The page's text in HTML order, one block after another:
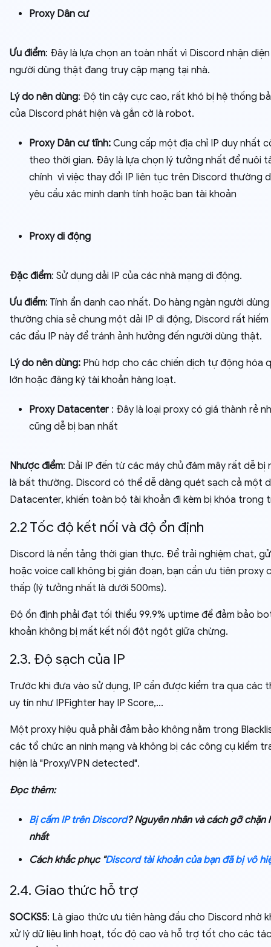
Proxy Dân cư
Ưu điểm: Đây là lựa chọn an toàn nhất vì Discord nhận
người dùng thật đang truy cập mạng tại nhà.
Lý do nên dùng: Độ tin cậy cực cao, rất khó bị hệ thống
của Discord phát hiện và gắn cờ là robot.
Proxy Dân cư tĩnh: Cung cấp một địa chỉ IP duy nhất
theo thời gian. Đây là lựa chọn lý tưởng nhất để nuôi
chính vì việc thay đổi IP liên tục trên Discord thường
yêu cầu xác minh danh tính hoặc ban tài khoản
Proxy di động
Đặc điểm: Sử dụng dải IP của các nhà mạng di động.
Ưu điểm: Tính ẩn danh cao nhất. Do hàng ngàn người
thường chia sẻ chung một dải IP di động, Discord rất hiếm
các đầu IP này để tránh ảnh hưởng đến người dùng thật.
Lý do nên dùng: Phù hợp cho các chiến dịch tự động hóa
lớn hoặc đăng ký tài khoản hàng loạt.
Proxy Datacenter : Đây là loại proxy có giá thành rẻ
cũng dễ bị ban nhất
Nhược điểm: Dải IP đến từ các máy chủ đám mây rất dễ bị
là bất thường. Discord có thể dễ dàng quét sạch cả một
Datacenter, khiến toàn bộ tài khoản đi kèm bị khóa trong
2.2 Tốc độ kết nối và độ ổn định
Discord là nền tảng thời gian thực. Để trải nghiệm chat,
hoặc voice call không bị gián đoạn, bạn cần ưu tiên proxy
thấp (lý tưởng nhất là dưới 500ms).
Độ ổn định phải đạt tối thiểu 99.9% uptime để đảm bảo
khoản không bị mất kết nối đột ngột giữa chừng.
2.3. Độ sạch của IP
Trước khi đưa vào sử dụng, IP cần được kiểm tra qua các
uy tín như IPFighter hay IP Score,...
Một proxy hiệu quả phải đảm bảo không nằm trong
các tổ chức an ninh mạng và không bị các công cụ kiểm
hiện là "Proxy/VPN detected".
Đọc thêm:
Bị cấm IP trên Discord? Nguyên nhân và cách gỡ chặn
nhất
Cách khắc phục "Discord tài khoản của bạn đã bị vô
2.4. Giao thức hỗ trợ
SOCKS5: Là giao thức ưu tiên hàng đầu cho Discord nhờ
xử lý dữ liệu linh hoạt, tốc độ cao và hỗ trợ tốt cho các